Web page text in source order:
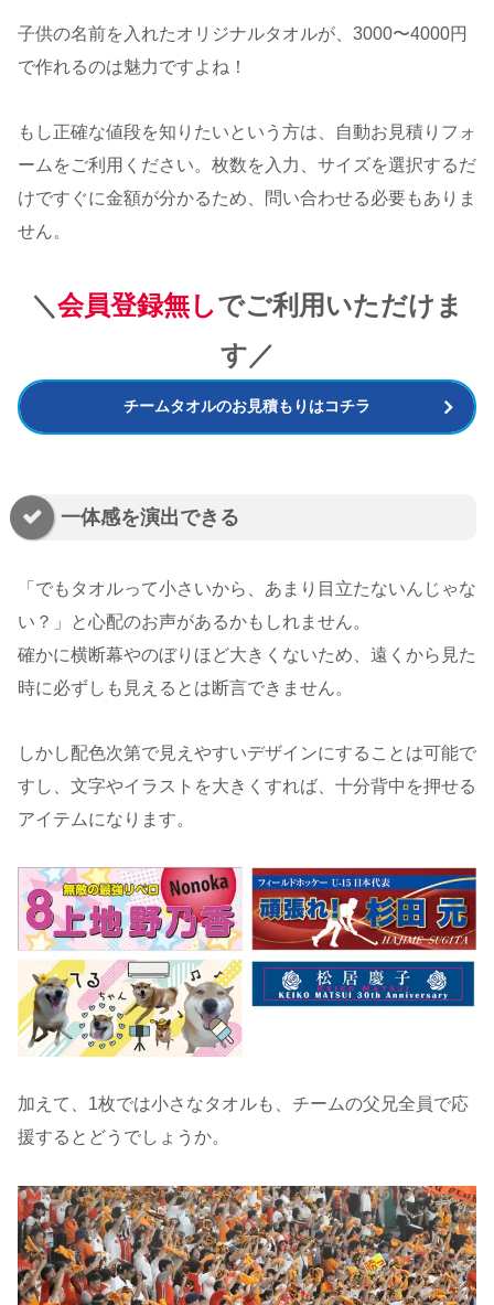
子供の名前を入れたオリジナルタオルが、3000〜4000円
で作れるのは魅力ですよね！
もし正確な値段を知りたいという方は、自動お見積りフォ
ームをご利用ください。枚数を入力、サイズを選択するだ
けですぐに金額が分かるため、問い合わせる必要もありま
せん。
＼会員登録無しでご利用いただけま
す／
チームタオルのお見積もりはコチラ
一体感を演出できる
「でもタオルって小さいから、あまり目立たないんじゃな
い？」と心配のお声があるかもしれません。
確かに横断幕やのぼりほど大きくないため、遠くから見た
時に必ずしも見えるとは断言できません。
しかし配色次第で見えやすいデザインにすることは可能で
すし、文字やイラストを大きくすれば、十分背中を押せる
アイテムになります。
加えて、1枚では小さなタオルも、チームの父兄全員で応
援するとどうでしょうか。